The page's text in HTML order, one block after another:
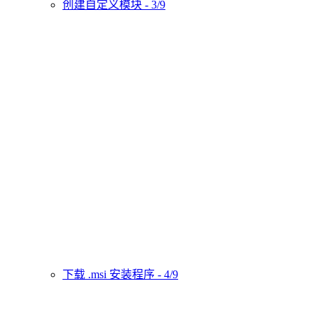
创建自定义模块 - 3/9
下载 .msi 安装程序 - 4/9